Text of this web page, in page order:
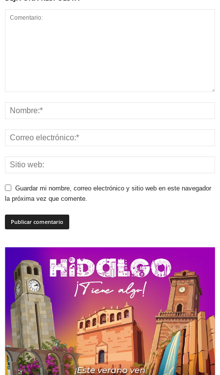
Guardar mi nombre, correo electrónico y sitio web en este navegador
la próxima vez que comente.